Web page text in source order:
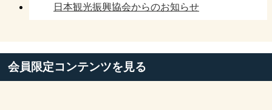
日本観光振興協会からのお知らせ
会員限定コンテンツを見る